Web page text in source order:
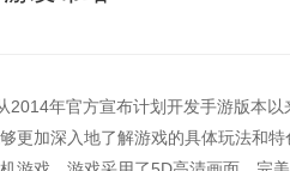
年官方宣布计划开发手游版本以
更加深入地了解游戏的具体玩法和特